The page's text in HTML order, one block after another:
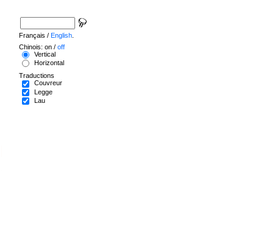
Français / English
Chinois: on / off
Vertical
Horizontal
Traductions
Couvreur
Legge
Lau